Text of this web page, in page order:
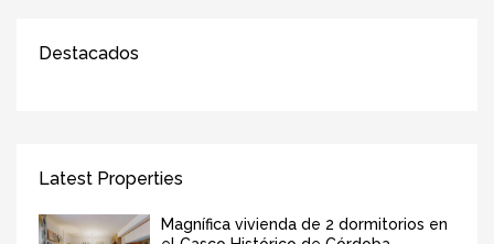
Destacados
Latest Properties
Magnífica vivienda de 2 dormitorios en